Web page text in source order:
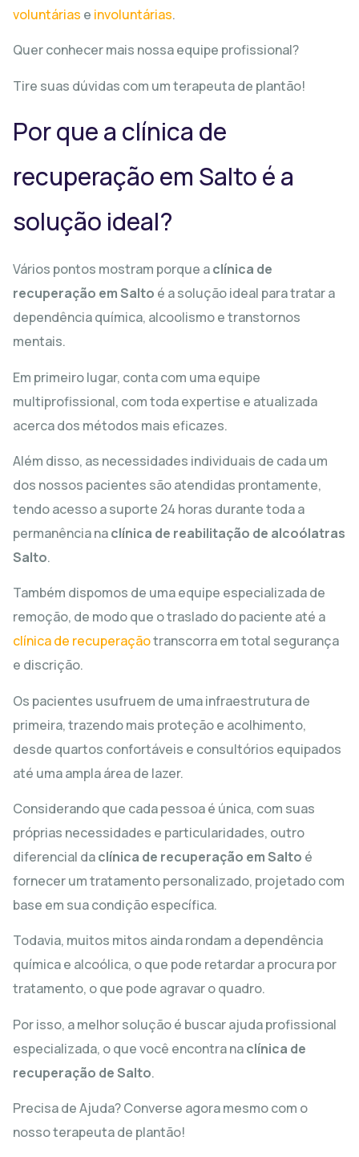
voluntárias e involuntárias.
Quer conhecer mais nossa equipe profissional?
Tire suas dúvidas com um terapeuta de plantão!
Por que a clínica de
recuperação em Salto é a
solução ideal?
Vários pontos mostram porque aclínica de
recuperação em Salto é a solução ideal para tratar a
dependência química, alcoolismo e transtornos
mentais.
Em primeiro lugar, conta com uma equipe
multiprofissional, com toda expertise e atualizada
acerca dos métodos mais eficazes.
Além disso, as necessidades individuais de cada um
dos nossos pacientes são atendidas prontamente,
tendo acesso a suporte 24 horas durante toda a
permanência naclínica de reabilitação de alcoólatras
Salto.
Também dispomos de uma equipe especializada de
remoção, de modo que o traslado do paciente até a
clínica de recuperaçãotranscorra em total segurança
e discrição.
Os pacientes usufruem de uma infraestrutura de
primeira, trazendo mais proteção e acolhimento,
desde quartos confortáveis e consultórios equipados
até uma ampla área de lazer.
Considerando que cada pessoa é única, com suas
próprias necessidades e particularidades, outro
diferencial daclínica de recuperação em Salto é
fornecer um tratamento personalizado, projetado com
base em sua condição específica.
Todavia, muitos mitos ainda rondam a dependência
química e alcoólica, o que pode retardar a procura por
tratamento, o que pode agravar o quadro.
Por isso, a melhor solução é buscar ajuda profissional
especializada, o que você encontra naclínica de
recuperação de Salto.
Precisa de Ajuda? Converse agora mesmo com o
nosso terapeuta de plantão!